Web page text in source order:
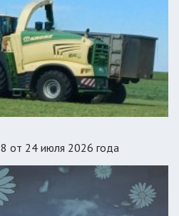
от 24 июля 2026 года